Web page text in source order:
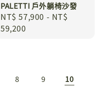
PALETTI 戶外躺椅沙發
Regular
price
NT$ 57,900 - NT$
59,200
8 9 10